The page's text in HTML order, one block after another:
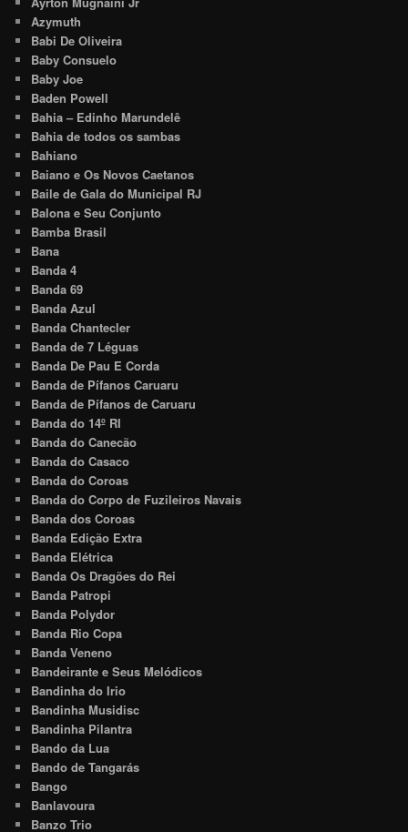
Azymuth
Babi De Oliveira
Baby Consuelo
Baby Joe
Baden Powell
Bahia – Edinho Marundelê
Bahia de todos os sambas
Bahiano
Baiano e Os Novos Caetanos
Baile de Gala do Municipal RJ
Balona e Seu Conjunto
Bamba Brasil
Bana
Banda 4
Banda 69
Banda Azul
Banda Chantecler
Banda de 7 Léguas
Banda De Pau E Corda
Banda de Pífanos Caruaru
Banda de Pífanos de Caruaru
Banda do 14º RI
Banda do Canecão
Banda do Casaco
Banda do Coroas
Banda do Corpo de Fuzileiros Navais
Banda dos Coroas
Banda Edição Extra
Banda Elétrica
Banda Os Dragões do Rei
Banda Patropi
Banda Polydor
Banda Rio Copa
Banda Veneno
Bandeirante e Seus Melódicos
Bandinha do Irio
Bandinha Musidisc
Bandinha Pilantra
Bando da Lua
Bando de Tangarás
Bango
Banlavoura
Banzo Trio